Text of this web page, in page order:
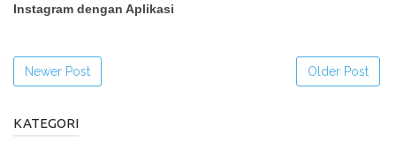
Instagram dengan Aplikasi
Newer Post Older Post
KATEGORI